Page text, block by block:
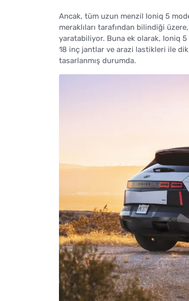
Ancak, tüm uzun menzil Ioniq 5
meraklıları tarafından bilindiği
yaratabiliyor. Buna ek olarak, Ioniq
18 inç jantlar ve arazi lastikleri ile
tasarlanmış durumda.